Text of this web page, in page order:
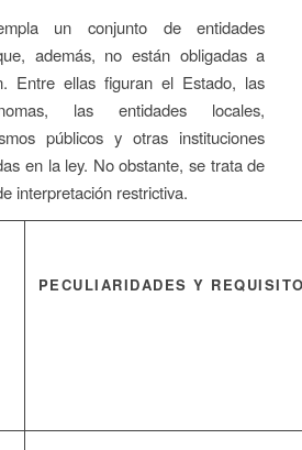
un conjunto de entidades
además, no están obligadas a
Entre ellas figuran el Estado, las
las entidades locales,
públicos y otras instituciones
en la ley. No obstante, se trata de
interpretación restrictiva.
PECULIARIDADES Y